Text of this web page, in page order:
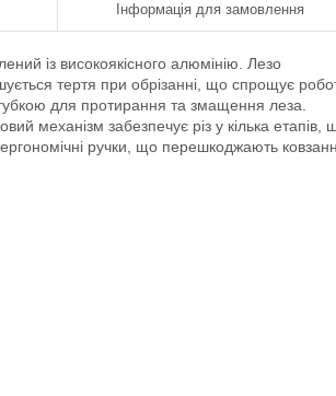
Інформація для замовлення
із високоякісного алюмінію. Лезо
тертя при обрізанні, що спрощує
для протирання та змащення леза.
механізм забезпечує різ у кілька етапів,
ручки, що перешкоджають